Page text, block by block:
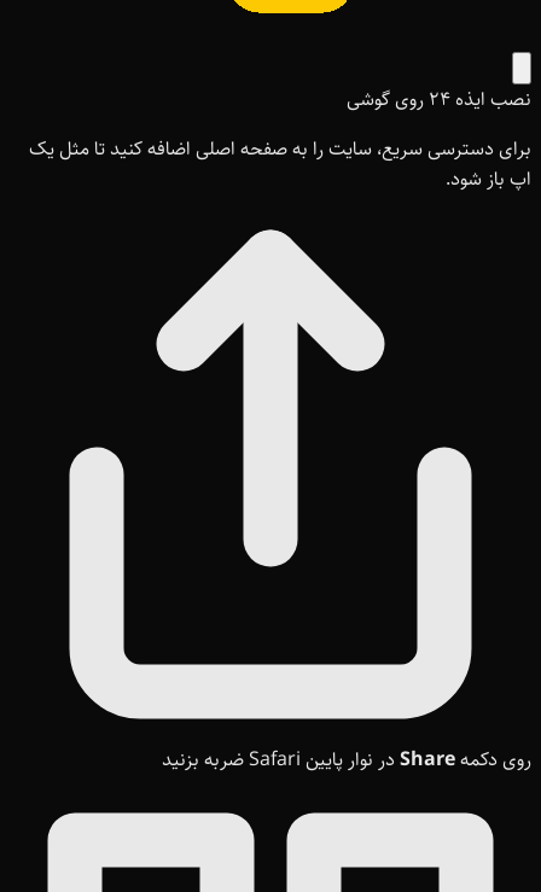
نصب ایذه ۲۴ روی گوشی
برای دسترسی سریع، سایت را به صفحه اصلی اضافه کنید تا مثل یک
اپ باز شود.
روی دکمهShare در نوار پایین Safari ضربه بزنید